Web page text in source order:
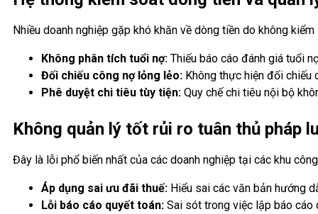
Nhiều doanh nghiệp gặp khó khăn về dòng tiền do không
Không phân tích tuổi nợ: Thiếu báo cáo đánh giá tuổi
Đối chiếu công nợ lỏng lẻo: Không thực hiện đối chiếu
Phê duyệt chi tiêu tùy tiện: Quy chế chi tiêu nội bộ
Không quản lý tốt rủi ro tuân thủ pháp
Đây là lỗi phổ biến nhất của các doanh nghiệp tại các khu
Áp dụng sai ưu đãi thuế: Hiểu sai các văn bản hướng
Lỗi báo cáo quyết toán: Sai sót trong việc lập báo cáo